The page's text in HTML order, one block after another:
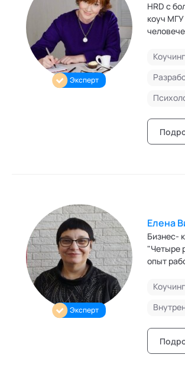
Эксперт
HRD с
коуч МГУ с 2014 года, карьерный коуч и эксперт , Сотрудник ЦЭМИ РАН, сфера научных интересов
2.
диалога
Эксперт
Елена
Бизнес-
"Четыре
опыт